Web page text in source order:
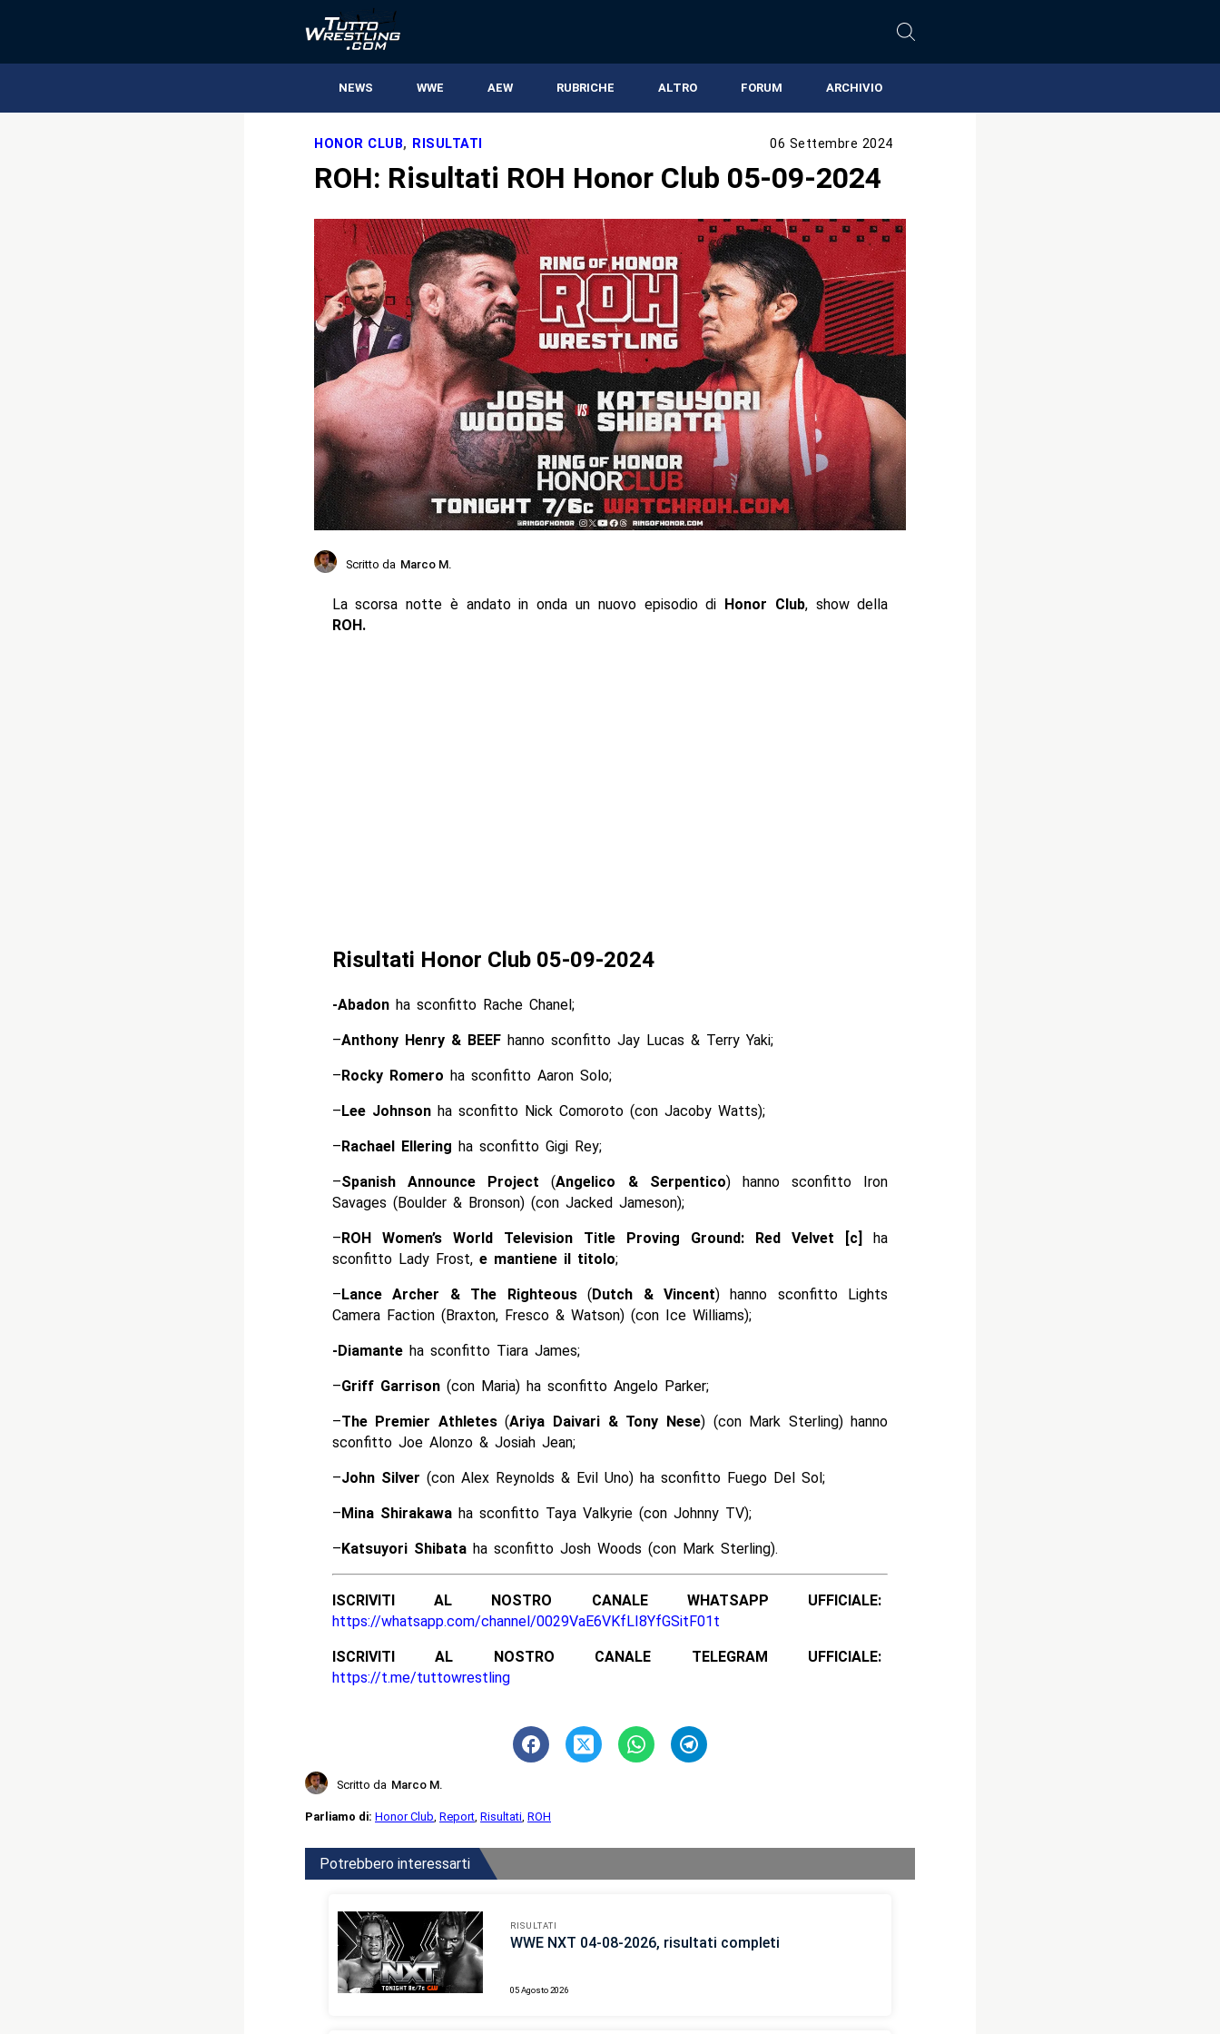
NEWS WWE AEW RUBRICHE ALTRO FORUM ARCHIVIO
HONOR CLUB, RISULTATI 06 Settembre 2024
ROH: Risultati ROH Honor Club 05-09-2024
Scritto da Marco M.
La scorsa notte è andato in onda un nuovo episodio di Honor Club, show della
ROH.
Risultati Honor Club 05-09-2024
-Abadonha sconfitto Rache Chanel;
–Anthony Henry & BEEFhanno sconfitto Jay Lucas & Terry Yaki;
–Rocky Romero ha sconfitto Aaron Solo;
–Lee Johnsonha sconfitto Nick Comoroto (con Jacoby Watts);
–Rachael Ellering ha sconfitto Gigi Rey;
–Spanish Announce Project (Angelico & Serpentico) hanno sconfitto Iron
Savages (Boulder & Bronson) (con Jacked Jameson);
–ROH Women’s World Television Title Proving Ground: Red Velvet [c]
ha
sconfitto Lady Frost,e mantiene il titolo;
–Lance Archer & The Righteous(Dutch & Vincent) hanno sconfitto Lights
Camera Faction (Braxton, Fresco & Watson) (con Ice Williams);
-Diamanteha sconfitto Tiara James;
–Griff Garrison(con Maria) ha sconfitto Angelo Parker;
–The Premier Athletes(Ariya Daivari & Tony Nese) (con Mark Sterling) hanno
sconfitto Joe Alonzo & Josiah Jean;
–John Silver (con Alex Reynolds & Evil Uno) ha sconfitto Fuego Del Sol;
–Mina Shirakawaha sconfitto Taya Valkyrie (con Johnny TV);
–Katsuyori Shibataha sconfitto Josh Woods (con Mark Sterling).
ISCRIVITI AL NOSTRO CANALE WHATSAPP UFFICIALE:
https://whatsapp.com/channel/0029VaE6VKfLI8YfGSitF01t
ISCRIVITI AL NOSTRO CANALE TELEGRAM UFFICIALE:
https://t.me/tuttowrestling
Scritto da Marco M.
Parliamo di: Honor Club, Report, Risultati, ROH
Potrebbero interessarti
RISULTATI
WWE NXT 04-08-2026, risultati completi
05 Agosto 2026